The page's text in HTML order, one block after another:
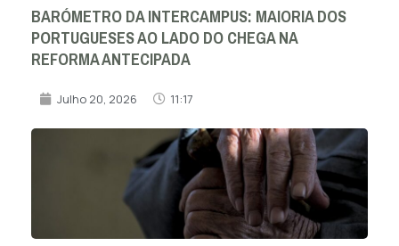
BARÓMETRO DA INTERCAMPUS: MAIORIA DOS
PORTUGUESES AO LADO DO CHEGA NA
REFORMA ANTECIPADA
Julho 20, 2026 11:17